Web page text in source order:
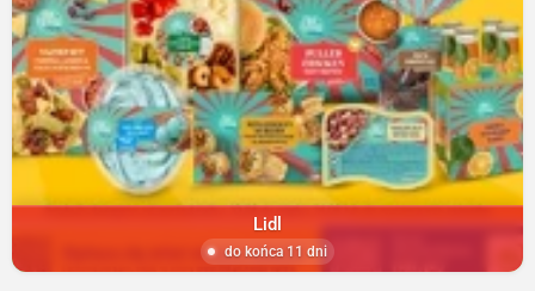
Lidl
do końca 11 dni